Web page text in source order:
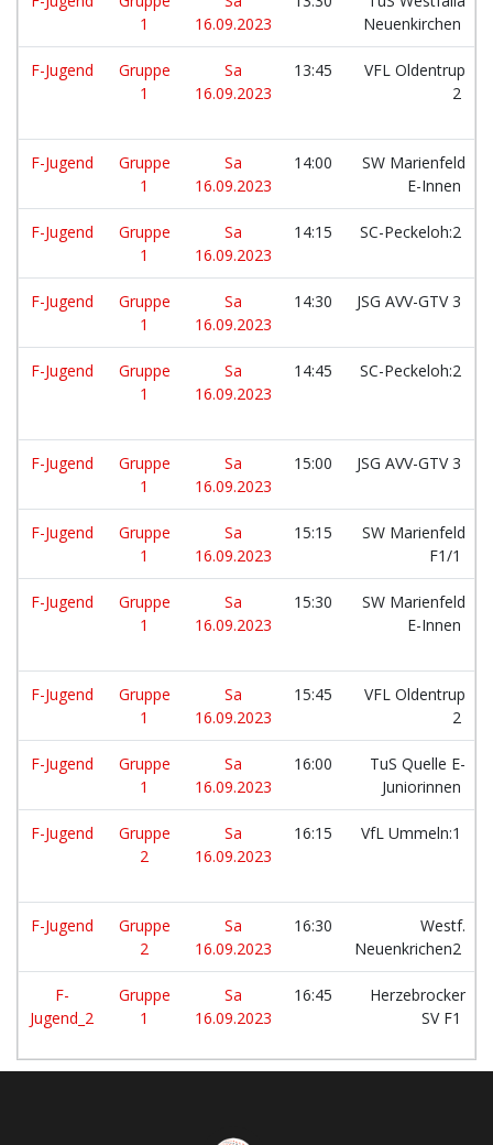
1
16.09.2023
Neuenkirchen
F-Jugend
Gruppe
1
Sa
16.09.2023
13:45
VFL Oldentrup
2
F-Jugend
Gruppe
1
Sa
16.09.2023
14:00
SW Marienfeld
E-Innen
F-Jugend
Gruppe
1
Sa
16.09.2023
14:15 SC-Peckeloh:2
F-Jugend
Gruppe
1
Sa
16.09.2023
14:30 JSG AVV-GTV 3
F-Jugend
Gruppe
1
Sa
16.09.2023
14:45 SC-Peckeloh:2
F-Jugend
Gruppe
1
Sa
16.09.2023
15:00 JSG AVV-GTV 3
F-Jugend
Gruppe
1
Sa
16.09.2023
15:15
SW Marienfeld
F1/1
F-Jugend
Gruppe
1
Sa
16.09.2023
15:30
SW Marienfeld
E-Innen
F-Jugend
Gruppe
1
Sa
16.09.2023
15:45
VFL Oldentrup
2
F-Jugend
Gruppe
1
Sa
16.09.2023
16:00
TuS Quelle E-
Juniorinnen
F-Jugend
Gruppe
2
Sa
16.09.2023
16:15 VfL Ummeln:1
F-Jugend
Gruppe
2
Sa
16.09.2023
16:30
Westf.
Neuenkrichen2
F-
Jugend_2
Gruppe
1
Sa
16.09.2023
16:45
Herzebrocker
SV F1